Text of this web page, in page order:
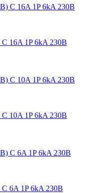
16A 1P 6kA 230В
10A 1P 6kA 230В
6A 1P 6kA 230В